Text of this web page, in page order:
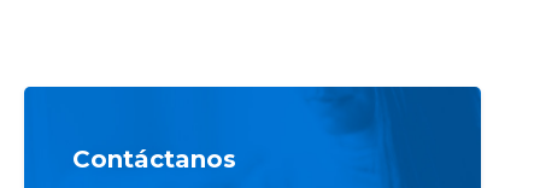
Contáctanos